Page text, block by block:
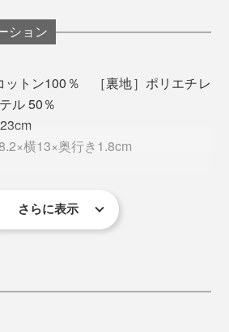
すめは、凍らせたペットボトルを
。タオルが結露の水分を吸収し、
。
手に会う前にこのタオルでクール
ドリンクで喉をうるおすそう。汗
厳しくなったら水で濡らして使うのがおすすめ
ル」の繊維の構造と編み方にあり
、素早く熱を拡散し、熱を生地に
製造。
バーに。１本の糸が110本のマイク
弾いてなかなか浸透しないものが
という間に浸透。パイル面だけで
したところ、しばらくすると他社
水が滴りましたが、本品は滴りま
ション
ットン100％ ［裏地］ポリエチレ
ル 50％
横13×奥行き1.8cm
れてください（タンブラー乾燥不可）
さらに表示